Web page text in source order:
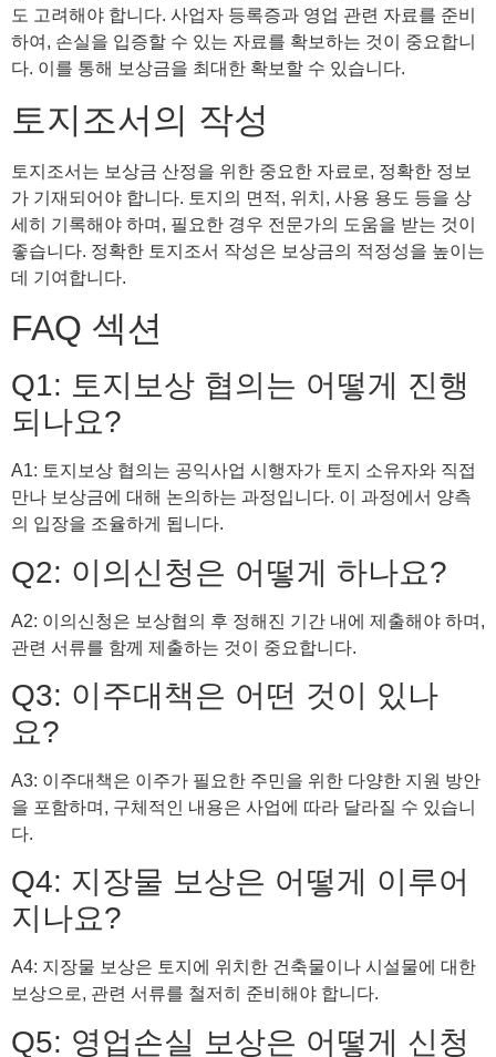
도 고려해야 합니다. 사업자 등록증과 영업 관련 자료를 준비
하여, 손실을 입증할 수 있는 자료를 확보하는 것이 중요합니
다. 이를 통해 보상금을 최대한 확보할 수 있습니다.
토지조서의 작성
토지조서는 보상금 산정을 위한 중요한 자료로, 정확한 정보
가 기재되어야 합니다. 토지의 면적, 위치, 사용 용도 등을 상
세히 기록해야 하며, 필요한 경우 전문가의 도움을 받는 것이
좋습니다. 정확한 토지조서 작성은 보상금의 적정성을 높이는
데 기여합니다.
FAQ 섹션
Q1: 토지보상 협의는 어떻게 진행
되나요?
A1: 토지보상 협의는 공익사업 시행자가 토지 소유자와 직접
만나 보상금에 대해 논의하는 과정입니다. 이 과정에서 양측
의 입장을 조율하게 됩니다.
Q2: 이의신청은 어떻게 하나요?
A2: 이의신청은 보상협의 후 정해진 기간 내에 제출해야 하며,
관련 서류를 함께 제출하는 것이 중요합니다.
Q3: 이주대책은 어떤 것이 있나
요?
A3: 이주대책은 이주가 필요한 주민을 위한 다양한 지원 방안
을 포함하며, 구체적인 내용은 사업에 따라 달라질 수 있습니
다.
Q4: 지장물 보상은 어떻게 이루어
지나요?
A4: 지장물 보상은 토지에 위치한 건축물이나 시설물에 대한
보상으로, 관련 서류를 철저히 준비해야 합니다.
Q5: 영업손실 보상은 어떻게 신청